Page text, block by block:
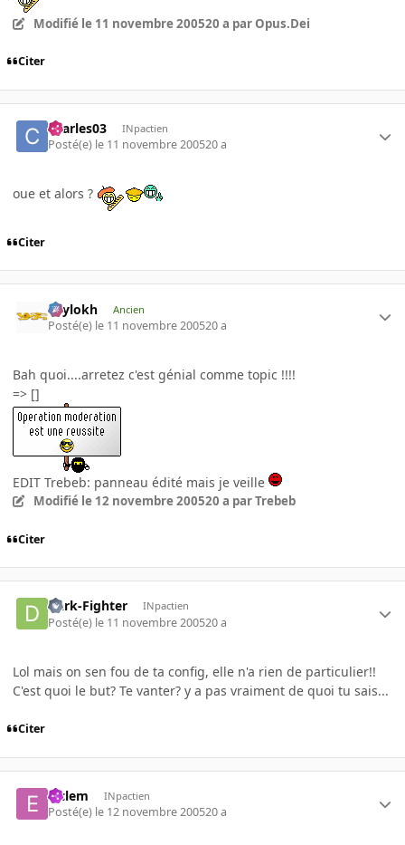
Modifié le 11 novembre 200520 a par Opus.Dei
Citer
charles03 INpactien
Posté(e) le 11 novembre 200520 a
oue et alors ?
Citer
Psylokh Ancien
Posté(e) le 11 novembre 200520 a
Bah quoi....arretez c'est génial comme topic !!!!
=> []
EDIT Trebeb: panneau édité mais je veille
Modifié le 12 novembre 200520 a par Trebeb
Citer
Dark-Fighter INpactien
Posté(e) le 11 novembre 200520 a
Lol mais on sen fou de ta config, elle n'a rien de particulier!!
C'est quoi le but? Te vanter? y a pas vraiment de quoi tu sais...
Citer
elclem INpactien
Posté(e) le 12 novembre 200520 a